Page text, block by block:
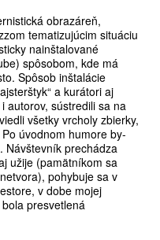
obrazáreň,
tematizujúcim situáciu
nainštalované
spôsobom, kde má
Spôsob inštalácie
a kurátori aj
autorov, sústredili sa na
všetky vrcholy zbierky,
úvodnom humore by-
Návštevník prechádza
užije (pamätníkom sa
pohybuje sa v
v dobe mojej
presvetlená